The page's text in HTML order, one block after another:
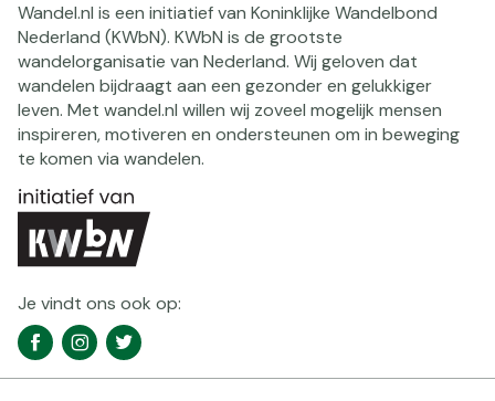
Wandel.nl is een initiatief van Koninklijke Wandelbond
Nederland (KWbN). KWbN is de grootste
wandelorganisatie van Nederland. Wij geloven dat
wandelen bijdraagt aan een gezonder en gelukkiger
leven. Met wandel.nl willen wij zoveel mogelijk mensen
inspireren, motiveren en ondersteunen om in beweging
te komen via wandelen.
Je vindt ons ook op:
Social
media
FacebookInstagramTwitter